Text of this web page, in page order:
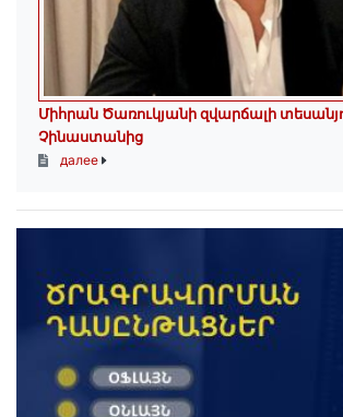
Միհրան Ծառուկյանի զվարճալի
Չինաստանից
далее